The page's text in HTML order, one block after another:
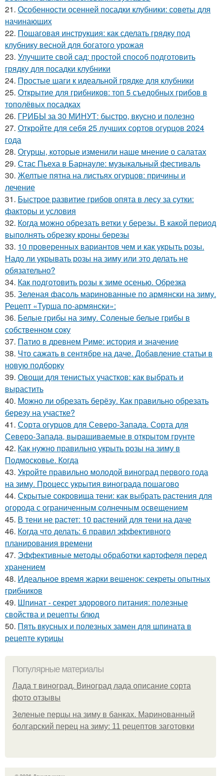
21. Особенности осенней посадки клубники: советы для
начинающих
22. Пошаговая инструкция: как сделать грядку под
клубнику весной для богатого урожая
23. Улучшите свой сад: простой способ подготовить
грядку для посадки клубники
24. Простые шаги к идеальной грядке для клубники
25. Открытие для грибников: топ 5 съедобных грибов в
тополёвых посадках
26. ГРИБЫ за 30 МИНУТ: быстро, вкусно и полезно
27. Откройте для себя 25 лучших сортов огурцов 2024
года
28. Огурцы, которые изменили наше мнение о салатах
29. Стас Пьеха в Барнауле: музыкальный фестиваль
30. Желтые пятна на листьях огурцов: причины и
лечение
31. Быстрое развитие грибов опята в лесу за сутки:
факторы и условия
32. Когда можно обрезать ветки у березы. В какой период
выполнять обрезку кроны березы
33. 10 проверенных вариантов чем и как укрыть розы.
Надо ли укрывать розы на зиму или это делать не
обязательно?
34. Как подготовить розы к зиме осенью. Обрезка
35. Зеленая фасоль маринованные по армянски на зиму.
Рецепт «Турша по-армянски»:
36. Белые грибы на зиму. Соленые белые грибы в
собственном соку
37. Патио в древнем Риме: история и значение
38. Что сажать в сентябре на даче. Добавление статьи в
новую подборку
39. Овощи для тенистых участков: как выбрать и
вырастить
40. Можно ли обрезать берёзу. Как правильно обрезать
березу на участке?
41. Сорта огурцов для Северо-Запада. Сорта для
Северо-Запада, выращиваемые в открытом грунте
42. Как нужно правильно укрыть розы на зиму в
Подмосковье. Когда
43. Укройте правильно молодой виноград первого года
на зиму. Процесс укрытия винограда пошагово
44. Скрытые сокровища тени: как выбрать растения для
огорода с ограниченным солнечным освещением
45. В тени не растет: 10 растений для тени на даче
46. Когда что делать: 6 правил эффективного
планирования времени
47. Эффективные методы обработки картофеля перед
хранением
48. Идеальное время жарки вешенок: секреты опытных
грибников
49. Шпинат - секрет здорового питания: полезные
свойства и рецепты блюд
50. Пять вкусных и полезных замен для шпината в
рецепте курицы
Популярные материалы
Лада т виноград. Виноград лада описание сорта
фото отзывы
Зеленые перцы на зиму в банках. Маринованный
болгарский перец на зиму: 11 рецептов заготовки